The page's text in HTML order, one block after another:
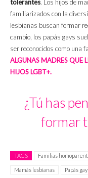
tolerantes. Los hijos de
familiarizados con la
lesbianas buscan formar
cambio, los papás gays
ser reconocidos como una
ALGUNAS MADRES QUE
HIJOS LGBT+.
¿Tú has
formar
TAGS Familias
Mamás lesbianas Papás